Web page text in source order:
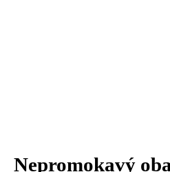
Nepromokavý